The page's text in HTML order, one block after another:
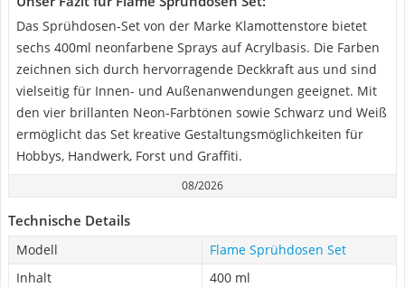
Das Sprühdosen-Set von der Marke Klamottenstore bietet
sechs 400ml neonfarbene Sprays auf Acrylbasis. Die Farben
zeichnen sich durch hervorragende Deckkraft aus und sind
vielseitig für Innen- und Außenanwendungen geeignet. Mit
den vier brillanten Neon-Farbtönen sowie Schwarz und Weiß
ermöglicht das Set kreative Gestaltungsmöglichkeiten für
Hobbys, Handwerk, Forst und Graffiti.
08/2026
Technische Details
Modell
Flame Sprühdosen Set
Inhalt
400 ml